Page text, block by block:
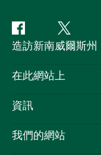
Facebook嘰
嘰
喳
造訪新南威爾斯州
聯絡我們
隱私
Cookie 通知
在此網站上
目的地
新南威爾斯州公路旅行
資訊
旅行資訊
我們的網站